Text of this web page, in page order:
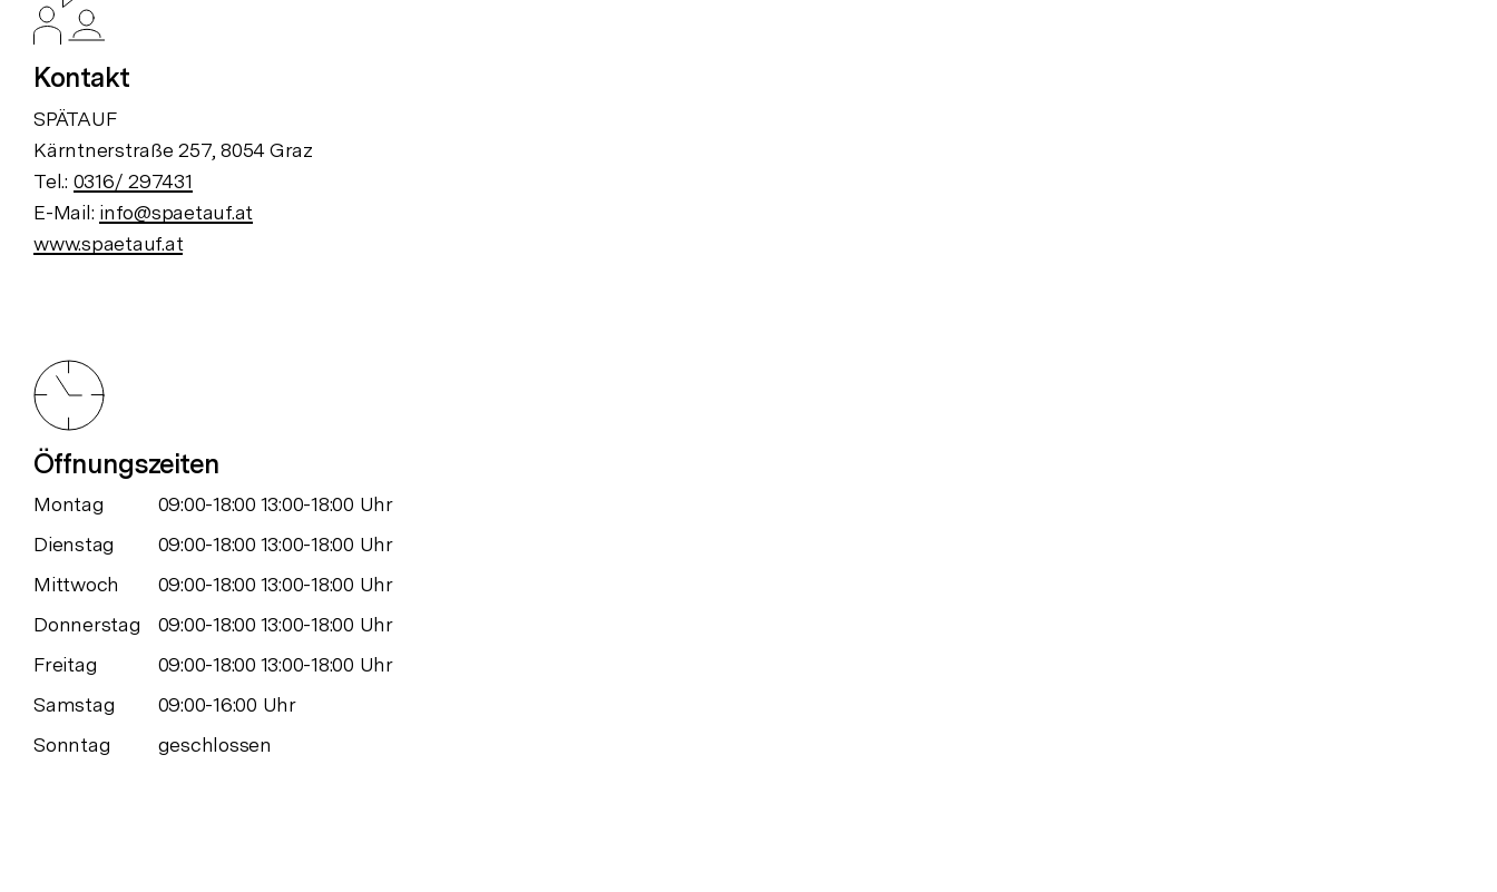
Kontakt
SPÄTAUF
Kärntnerstraße 257, 8054 Graz
Tel.: 0316/ 297431
E-Mail: info@spaetauf.at
www.spaetauf.at
Öffnungszeiten
Montag
09:00-18:00 13:00-18:00 Uhr
Dienstag
09:00-18:00 13:00-18:00 Uhr
Mittwoch
09:00-18:00 13:00-18:00 Uhr
Donnerstag
09:00-18:00 13:00-18:00 Uhr
Freitag
09:00-18:00 13:00-18:00 Uhr
Samstag
09:00-16:00 Uhr
Sonntag
geschlossen